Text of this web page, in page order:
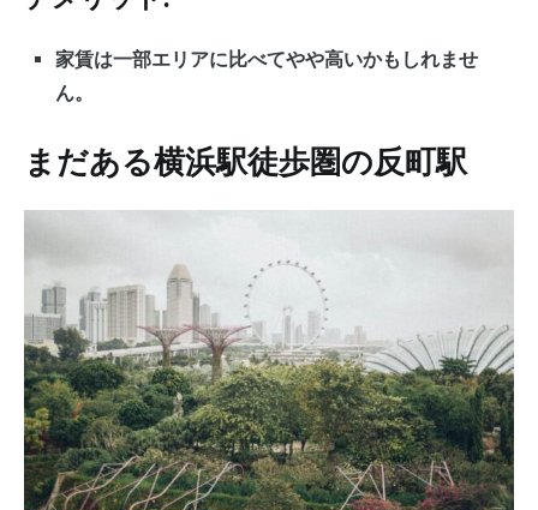
家賃は一部エリアに比べてやや高いかもしれませ
ん。
まだある横浜駅徒歩圏の反町駅